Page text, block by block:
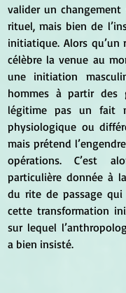
valider un changement
rituel, mais bien de
initiatique. Alors qu’un
célèbre la venue au
une initiation
hommes à partir des
légitime pas un fait
physiologique ou
mais prétend
opérations. C’est
particulière donnée à
du rite de passage qui
cette transformation
sur lequel
a bien insisté.